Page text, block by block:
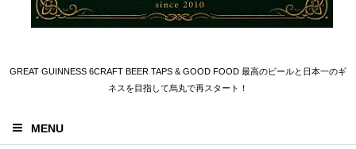
GREAT GUINNESS 6CRAFT BEER TAPS & GOOD FOOD 最高のビールと日本一のギ
ネスを目指して烏丸で再スタート！
MENU